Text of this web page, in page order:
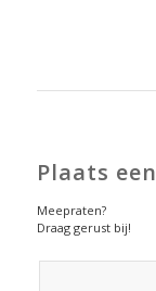
Plaats
Meepraten?
Draag gerust bij!